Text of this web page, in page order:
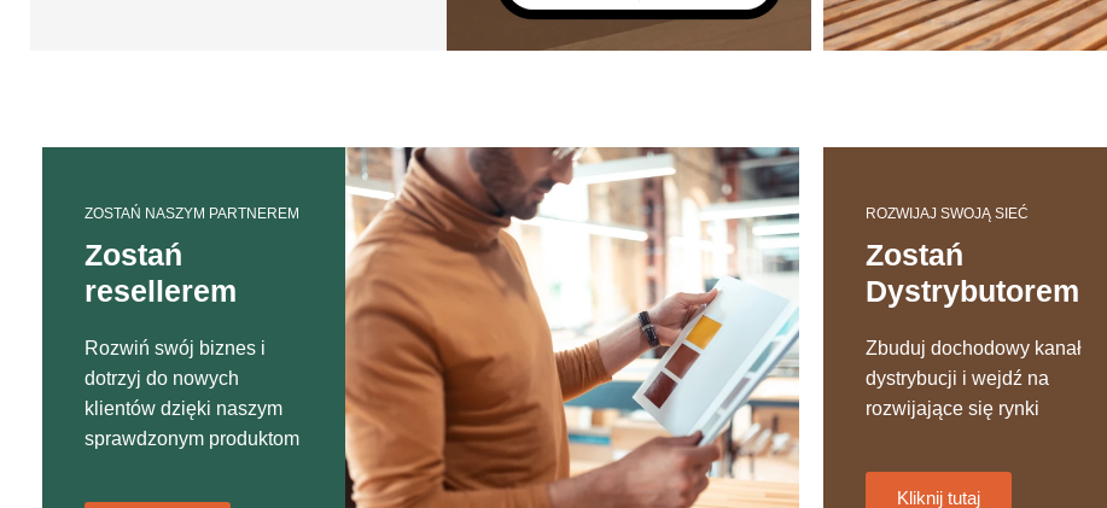
ZOSTAŃ NASZYM PARTNEREM
Zostań
resellerem
Rozwiń swój biznes i
dotrzyj do nowych
klientów dzięki naszym
sprawdzonym produktom
ROZWIJAJ SWOJĄ SIEĆ
Zostań
Dystrybutorem
Zbuduj dochodowy kanał
dystrybucji i wejdź na
rozwijające się rynki
Kliknij tutaj